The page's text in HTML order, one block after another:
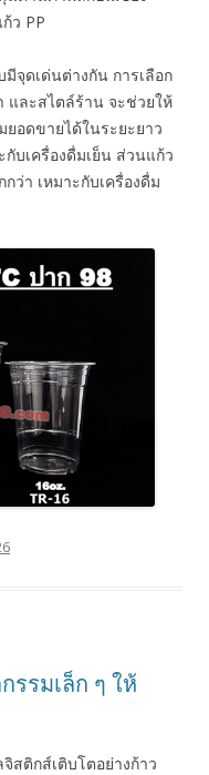
ว PP
จุดเด่นต่างกัน การเลือก
และสไตล์ร้าน จะช่วยให้
อดขายได้ในระยะยาว
กับเครื่องดื่มเย็น ส่วนแก้ว
ว่า เหมาะกับเครื่องดื่ม
รมเล็ก ๆ ให้
สติกส์เติบโตอย่างก้าว